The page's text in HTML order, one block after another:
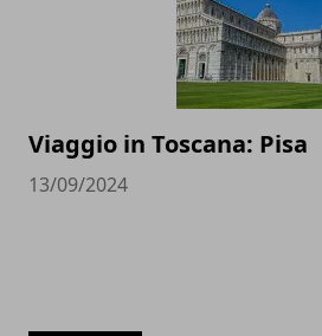
Viaggio in Toscana: Pisa
13/09/2024